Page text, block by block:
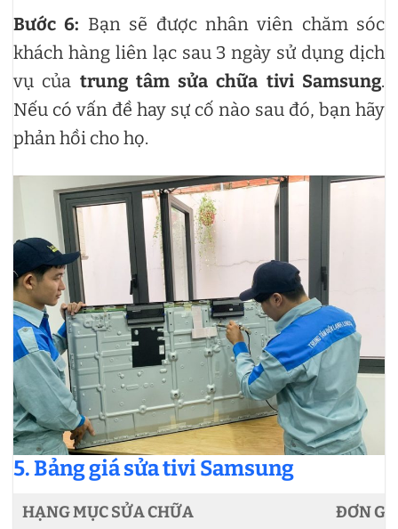
Bước 6: Bạn sẽ được nhân viên chăm sóc
khách hàng liên lạc sau 3 ngày sử dụng dịch
vụ của trung tâm sửa chữa tivi Samsung.
Nếu có vấn đề hay sự cố nào sau đó, bạn hãy
phản hồi cho họ.
5. Bảng giá sửa tivi Samsung
HẠNG MỤC SỬA CHỮA
ĐƠN